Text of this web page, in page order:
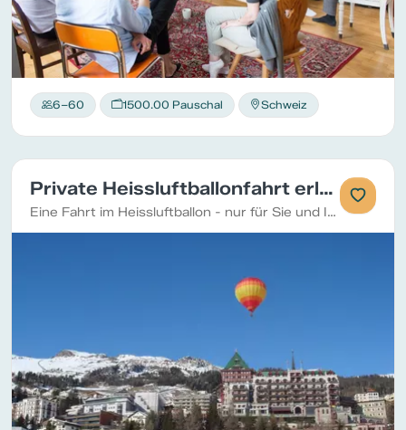
6–60 1500.00 Pauschal Schweiz
Private Heissluftballonfahrt erleben
Eine Fahrt im Heissluftballon - nur für Sie und Ihre Gäste